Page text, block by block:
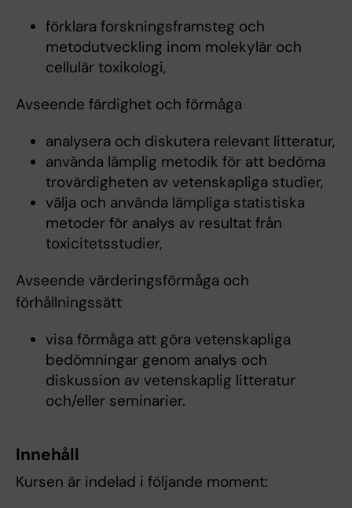
förklara forskningsframsteg och
metodutveckling inom molekylär och
cellulär toxikologi,
Avseende färdighet och förmåga
analysera och diskutera relevant litteratur,
använda lämplig metodik för att bedöma
trovärdigheten av vetenskapliga studier,
välja och använda lämpliga statistiska
metoder för analys av resultat från
toxicitetsstudier,
Avseende värderingsförmåga och
förhållningssätt
visa förmåga att göra vetenskapliga
bedömningar genom analys och
diskussion av vetenskaplig litteratur
och/eller seminarier.
Innehåll
Kursen är indelad i följande moment: